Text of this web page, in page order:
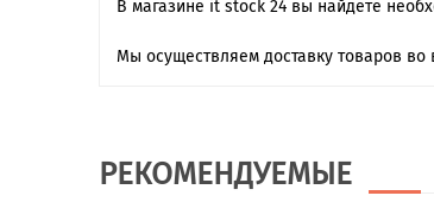
В магазине it stock 24 вы найдете
Мы осуществляем доставку товаров во
РЕКОМЕНДУЕМЫЕ